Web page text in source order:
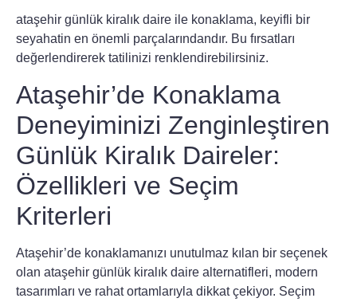
ataşehir günlük kiralık daire ile konaklama, keyifli bir
seyahatin en önemli parçalarındandır. Bu fırsatları
değerlendirerek tatilinizi renklendirebilirsiniz.
Ataşehir’de Konaklama
Deneyiminizi Zenginleştiren
Günlük Kiralık Daireler:
Özellikleri ve Seçim
Kriterleri
Ataşehir’de konaklamanızı unutulmaz kılan bir seçenek
olan ataşehir günlük kiralık daire alternatifleri, modern
tasarımları ve rahat ortamlarıyla dikkat çekiyor. Seçim